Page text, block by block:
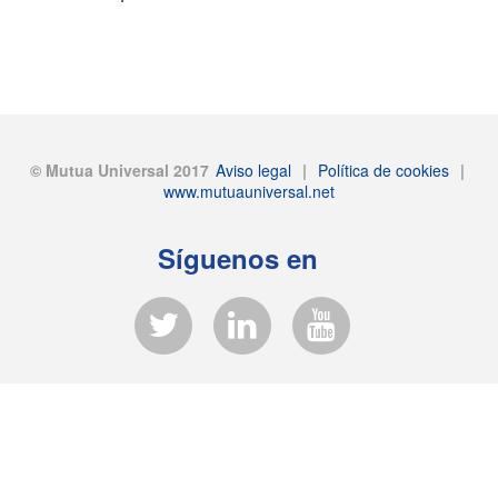
© Mutua Universal 2017 Aviso legal | Política de cookies |
www.mutuauniversal.net
Síguenos en